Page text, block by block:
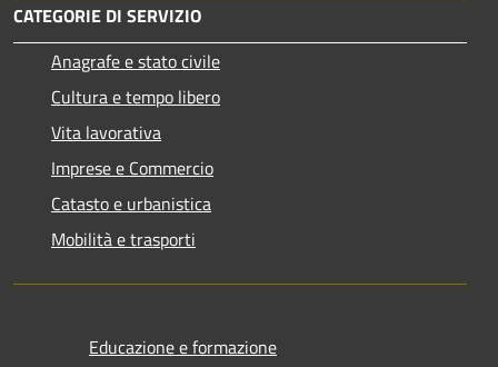
CATEGORIE DI SERVIZIO
Anagrafe e stato civile
Cultura e tempo libero
Vita lavorativa
Imprese e Commercio
Catasto e urbanistica
Mobilità e trasporti
Educazione e formazione